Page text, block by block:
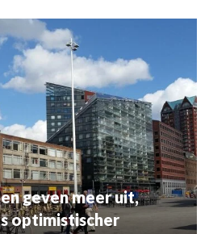
geven meer uit,
optimistischer